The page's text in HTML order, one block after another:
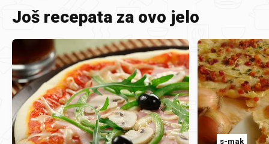
Još recepata za ovo jelo
s-mak